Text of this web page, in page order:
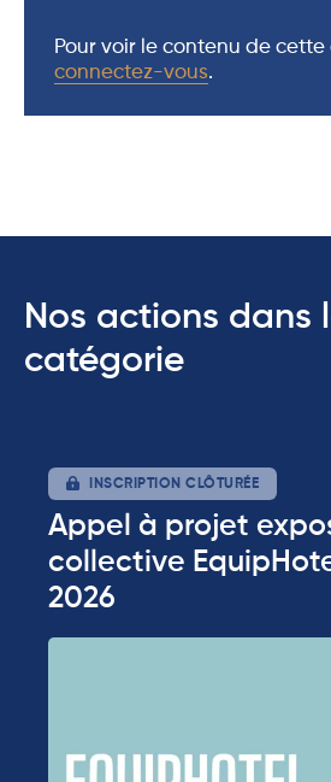
Pour voir le contenu de
connectez-vous.
Nos actions dans
catégorie
INSCRIPTION CLÔTURÉE
Appel à projet
collective
2026